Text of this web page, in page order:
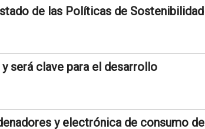
de las Políticas de Sostenibilidad
será clave para el desarrollo
y electrónica de consumo de